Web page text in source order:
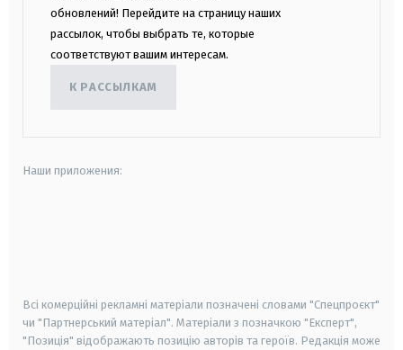
обновлений! Перейдите на страницу наших
рассылок, чтобы выбрать те, которые
соответствуют вашим интересам.
К РАССЫЛКАМ
Наши приложения:
Всі комерційні рекламні матеріали позначені словами "Спецпроєкт"
чи "Партнерський матеріал". Матеріали з позначкою "Експерт",
"Позиція" відображають позицію авторів та героїв. Редакція може